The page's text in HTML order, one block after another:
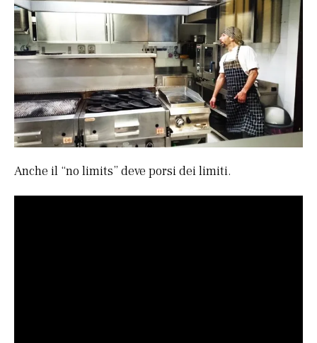
Anche il “no limits” deve porsi dei limiti.